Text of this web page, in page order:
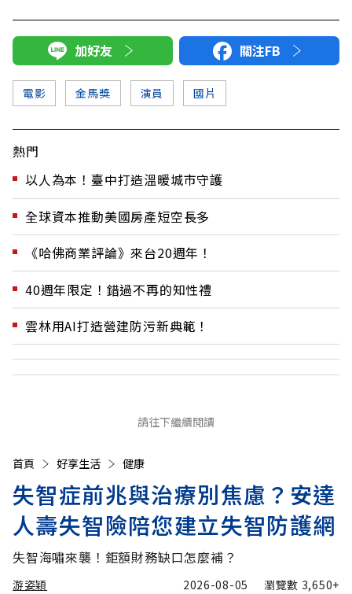
加好友 關注FB
電影 金馬獎 演員 國片
熱門
以人為本！臺中打造溫暖城市守護
全球資本推動美國房產短空長多
《哈佛商業評論》來台20週年！
40週年限定！錯過不再的知性禮
雲林用AI打造營建防污新典範！
請往下繼續閱讀
首頁 好享生活 健康
失智症前兆與治療別焦慮？安達
人壽失智險陪您建立失智防護網
失智海嘯來襲！鉅額財務缺口怎麼補？
游姿穎 2026-08-05 瀏覽數 3,650+